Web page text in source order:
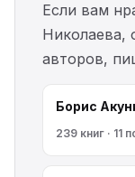
Если вам
Николаева,
авторов,
Борис
239 книг · 11